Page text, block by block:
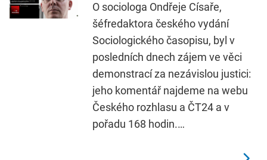
O sociologa Ondřeje Císaře,
šéfredaktora českého vydání
Sociologického časopisu, byl v
posledních dnech zájem ve věci
demonstrací za nezávislou justici:
jeho komentář najdeme na webu
Českého rozhlasu a ČT24 a v
pořadu 168 hodin.…